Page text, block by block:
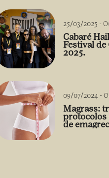
25/03/2025 -
Cabaré
Festival
2025.
09/07/2024 -
Magrass:
protocolos
de emagrecimento e
estética